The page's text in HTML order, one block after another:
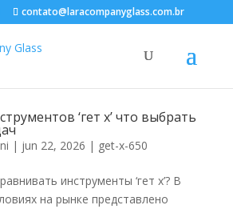
contato@laracompanyglass.com.br
‘гет х’ что выбрать
| jun 22, 2026 | get-x-650
инструменты ‘гет х’? В
на рынке представлено